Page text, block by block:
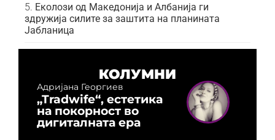
Еколози од Македонија и Албанија ги
здружија силите за заштита на планината
Јабланица
КОЛУМНИ
Адријана Георгиев
„Tradwife“, естетика
на покорност во
дигиталната ера